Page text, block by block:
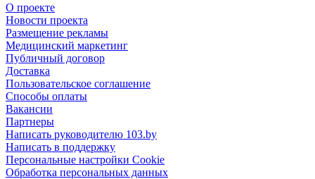
О проекте
Новости проекта
Размещение рекламы
Медицинский маркетинг
Публичный договор
Доставка
Пользовательское соглашение
Способы оплаты
Вакансии
Партнеры
Написать руководителю 103.by
Написать в поддержку
Персональные настройки Cookie
Обработка персональных данных